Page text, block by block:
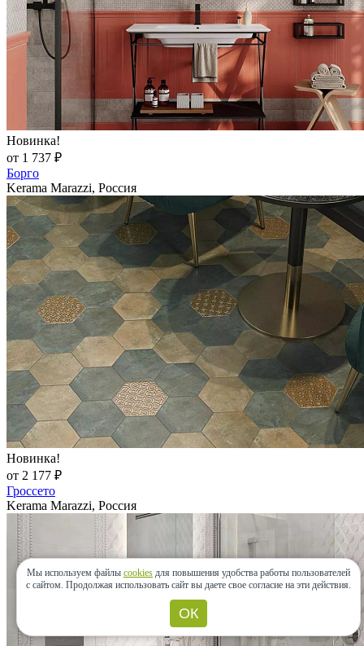
Новинка!
от 1 737 ₽
Борго
Kerama Marazzi, Россия
Новинка!
от 2 177 ₽
Гроссето
Kerama Marazzi, Россия
Мы используем файлы cookies для повышения удобства работы пользователей
с сайтом. Продолжая использовать сайт вы даете свое согласие на эти действия.
ОК